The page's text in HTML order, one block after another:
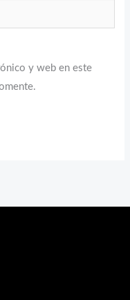
y web en este